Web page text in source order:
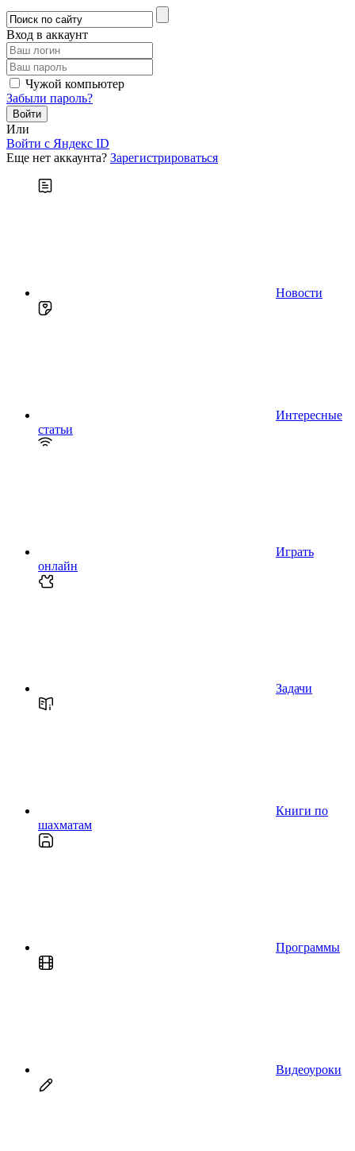
Вход в аккаунт
Чужой компьютер
Забыли пароль?
Или
Войти c Яндекс ID
Еще нет аккаунта? Зарегистрироваться
Новости
Интересные
статьи
Играть
онлайн
Задачи
Книги по
шахматам
Программы
Видеоуроки